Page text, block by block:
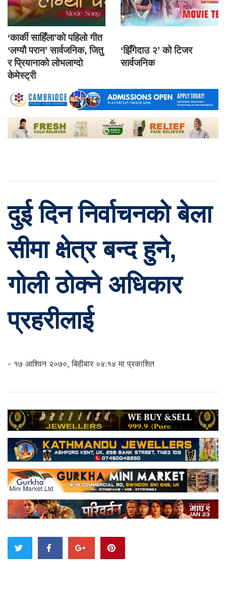
‘कार्की साहिँला’को पहिलो गीत
‘लग्यौ परान’ सार्वजनिक, जितु
र प्रियानाको लोभलाग्दो
केमेस्ट्री
‘झिँगेदाउ २’ को टिजर
सार्वजनिक
दुई दिन निर्वाचनको बेला
सीमा क्षेत्र बन्द हुने,
गोली ठोक्ने अधिकार
प्रहरीलाई
- १७ आश्विन २०७०, बिहीबार ०४:१४ मा प्रकाशित